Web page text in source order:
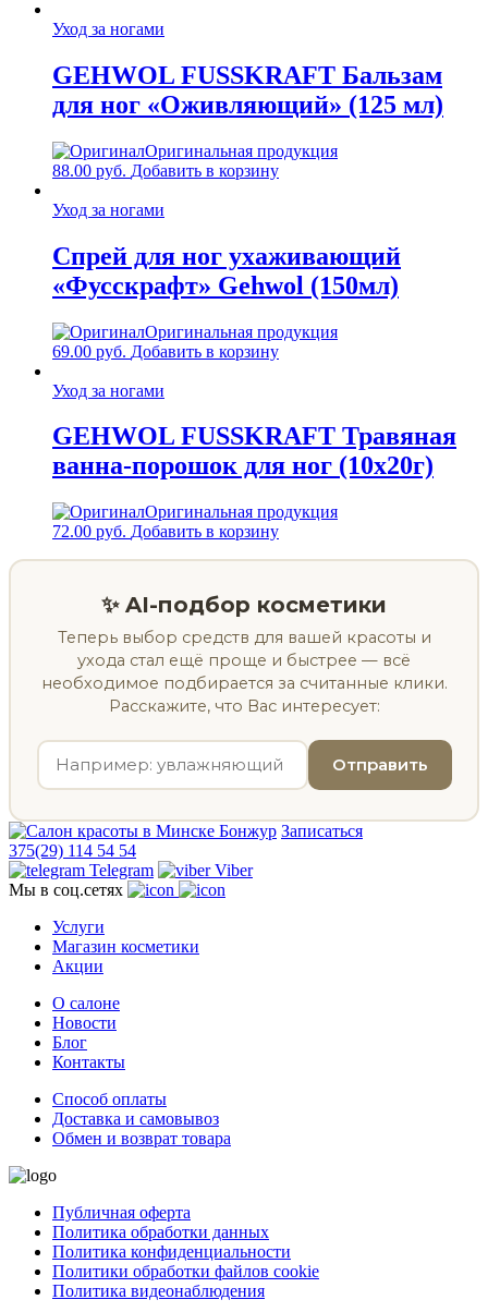
Уход за ногами
GEHWOL FUSSKRAFT Бальзам
для ног «Оживляющий» (125 мл)
Оригинальная продукция
88.00 руб. Добавить в корзину
Уход за ногами
Спрей для ног ухаживающий
«Фусскрафт» Gehwol (150мл)
Оригинальная продукция
69.00 руб. Добавить в корзину
Уход за ногами
GEHWOL FUSSKRAFT Травяная
ванна-порошок для ног (10х20г)
Оригинальная продукция
72.00 руб. Добавить в корзину
✨ AI-подбор косметики
Теперь выбор средств для вашей красоты и
ухода стал ещё проще и быстрее — всё
необходимое подбирается за считанные клики.
Расскажите, что Вас интересует:
Отправить
Записаться
375(29) 114 54 54
Telegram
Viber
Мы в соц.сетях
Услуги
Магазин косметики
Акции
О салоне
Новости
Блог
Контакты
Способ оплаты
Доставка и самовывоз
Обмен и возврат товара
Публичная оферта
Политика обработки данных
Политика конфиденциальности
Политики обработки файлов cookie
Политика видеонаблюдения